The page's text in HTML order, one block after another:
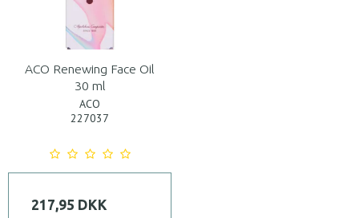
ACO Renewing Face Oil
30 ml
ACO
227037
217,95 DKK